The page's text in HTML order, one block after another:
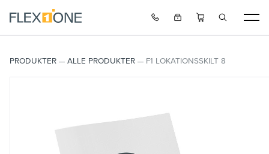
PRODUKTER ALLE PRODUKTER F1 LOKATIONSSKILT 8